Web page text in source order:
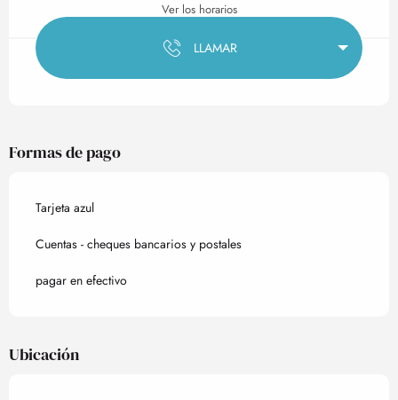
Ver los horarios
LLAMAR
Formas de pago
Tarjeta azul
Cuentas - cheques bancarios y postales
pagar en efectivo
Ubicación